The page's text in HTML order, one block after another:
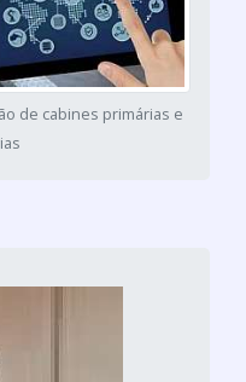
de cabines primárias e